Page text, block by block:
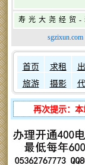
寿光大尧经贸-
息网-免费信息
寿光广告
sgzixun.com
首页 求租
旅游
摄影
再次提示：